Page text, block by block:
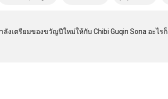
งเตรียมของขวัญปีใหม่ให้กับ Chibi Guqin Sona อะไรก็